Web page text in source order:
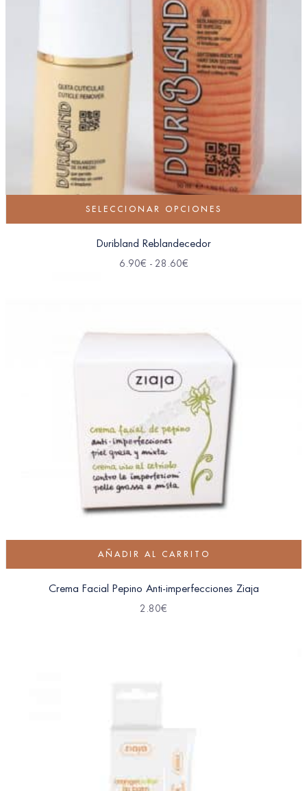
SELECCIONAR OPCIONES
Duribland Reblandecedor
6.90€ - 28.60€
AÑADIR AL CARRITO
Crema Facial Pepino Anti-imperfecciones Ziaja
2.80€